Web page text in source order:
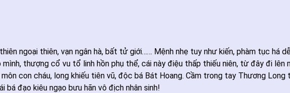
ngoại thiên, vạn ngân hà, bất tử giới…… Mệnh nhẹ tuy như kiến, phàm tục há
thượng cổ vu tổ linh hồn phụ thể, cái này điệu thấp thiếu niên, từ đây đi
con cháu, long khiếu tiên vũ, độc bá Bát Hoang. Cầm trong tay Thương Long
đạo kiêu ngạo bưu hãn vô địch nhân sinh!